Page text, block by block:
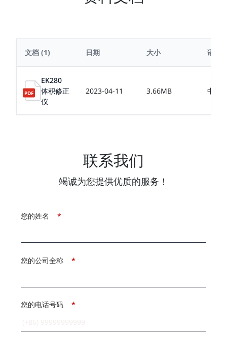
文档 (1) 日期 大小 语言
EK280
体积修正
仪
2023-04-11 3.66MB 中文
联系我们
竭诚为您提供优质的服务！
*
您的姓名
*
您的公司全称
*
您的电话号码